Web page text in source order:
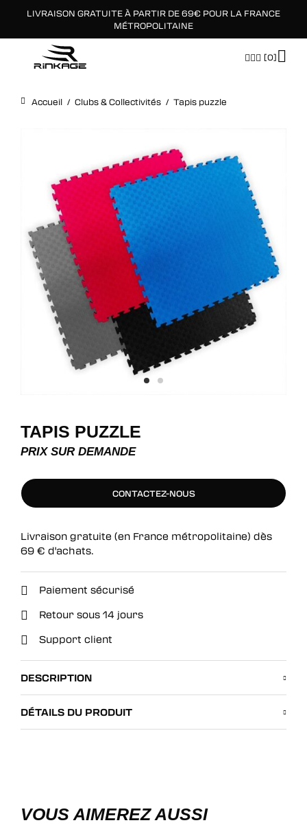
LIVRAISON GRATUITE À PARTIR DE 69€ POUR LA FRANCE
MÉTROPOLITAINE
[0]
Accueil / Clubs & Collectivités / Tapis puzzle
TAPIS PUZZLE
PRIX SUR DEMANDE
CONTACTEZ-NOUS
Livraison gratuite (en France métropolitaine) dès
69 € d'achats.
Paiement sécurisé
Retour sous 14 jours
Support client
DESCRIPTION
DÉTAILS DU PRODUIT
VOUS AIMEREZ AUSSI